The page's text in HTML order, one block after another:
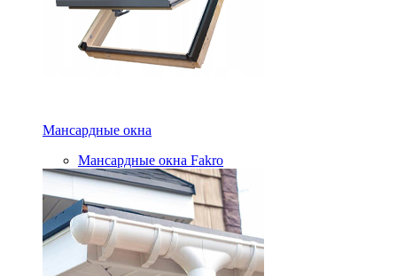
Мансардные окна
Мансардные окна Fakro